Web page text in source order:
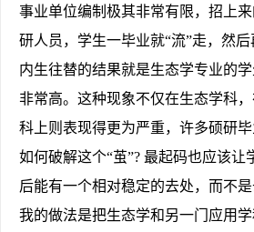
事业单位编制极其非常有限，招上
研人员，学生一毕业就“流”走，然
内生往替的结果就是生态学专业的
非常高。这种现象不仅在生态学科
科上则表现得更为严重，许多硕研毕
如何破解这个“茧”? 最起码也应该让
后能有一个相对稳定的去处，而不是
我的做法是把生态学和另一门应用